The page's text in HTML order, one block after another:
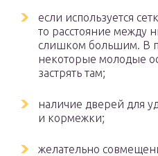
если используется
то расстояние между
слишком большим. В
некоторые молодые
застрять там;
наличие дверей для
и кормежки;
желательно